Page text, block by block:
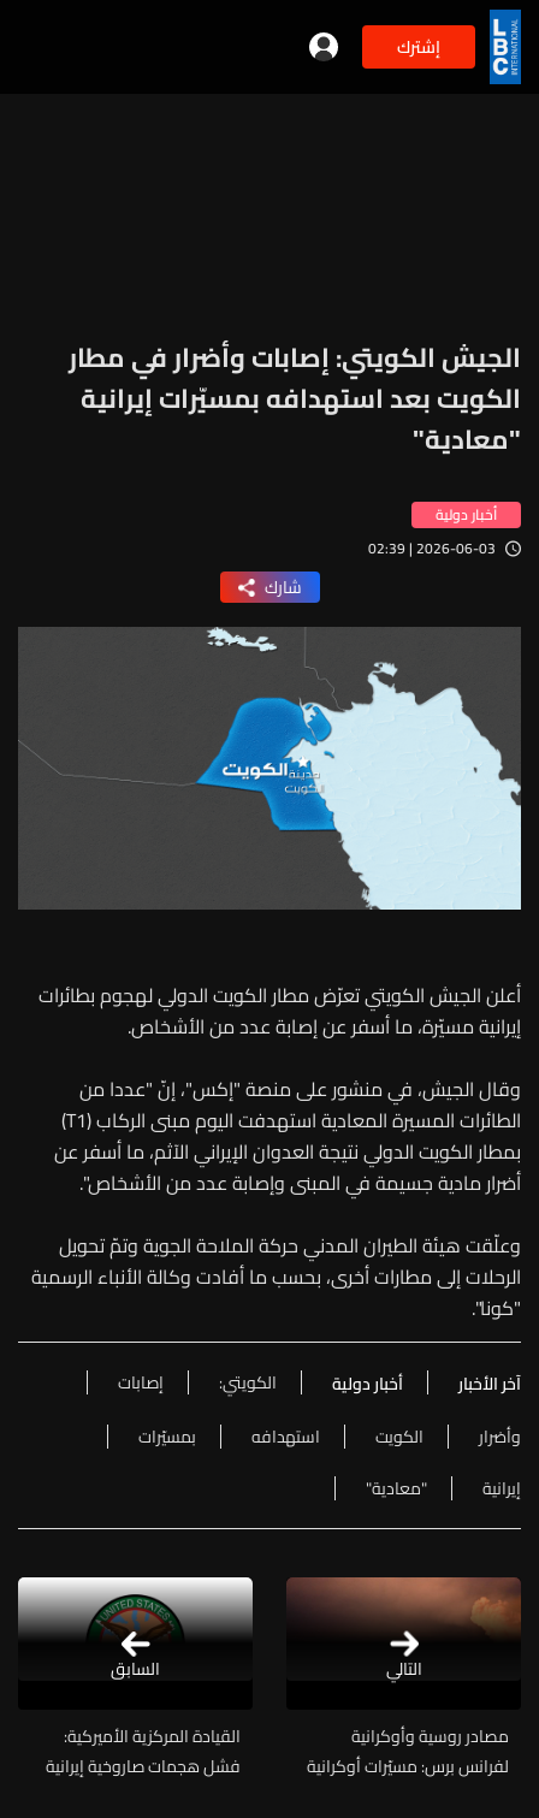
إشترك
الجيش الكويتي: إصابات وأضرار في مطار
الكويت بعد استهدافه بمسيّرات إيرانية
"معادية"
أخبار دولية
2026-06-03 | 02:39
شارك
أعلن الجيش الكويتي تعرّض مطار الكويت الدولي لهجوم بطائرات
إيرانية مسيّرة، ما أسفر عن إصابة عدد من الأشخاص.
وقال الجيش، في منشور على منصة "إكس"، إنّ "عددا من
الطائرات المسيرة المعادية استهدفت اليوم مبنى الركاب (T1)
بمطار الكويت الدولي نتيجة العدوان الإيراني الآثم، ما أسفر عن
أضرار مادية جسيمة في المبنى وإصابة عدد من الأشخاص".
وعلّقت هيئة الطيران المدني حركة الملاحة الجوية وتمّ تحويل
الرحلات إلى مطارات أخرى، بحسب ما أفادت وكالة الأنباء الرسمية
"كونا".
آخر الأخبار أخبار دولية الكويتي:
إصابات
وأضرار
الكويت استهدافه
بمسيّرات
إيرانية
"معادية"
التالي
مصادر روسية وأوكرانية
لفرانس برس: مسيّرات أوكرانية
القيادة المركزية الأميركية:
فشل هجمات صاروخية إيرانية
السابق